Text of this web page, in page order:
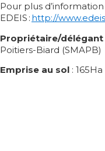
Pour plus
EDEIS : http://
Propriétaire/délégant
Poitiers-Biard (SMAPB)
Emprise au sol : 165Ha